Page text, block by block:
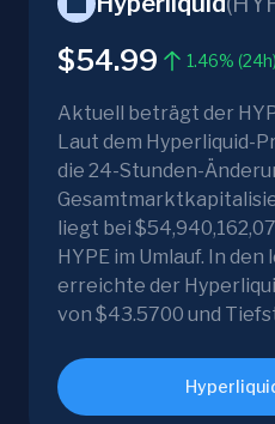
$54.99 1.46% (24h)
Aktuell beträgt der
Laut dem Hyperliquid-
die 24-Stunden-
liegt bei
HYPE im Umlauf. In
erreichte der
von $43.5700 und